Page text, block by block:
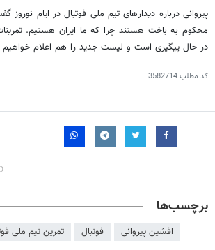
پیروانی درباره دیدارهای تیم ملی فوتبال در ایام
محکوم به باخت هستند چرا که ما ایران هستیم.
در حال پیگیری است و لیست جدید را هم اعلام خواهیم
کد مطلب3582714
برچسب‌ها
افشین پیروانی فوتبال تمرین تیم ملی